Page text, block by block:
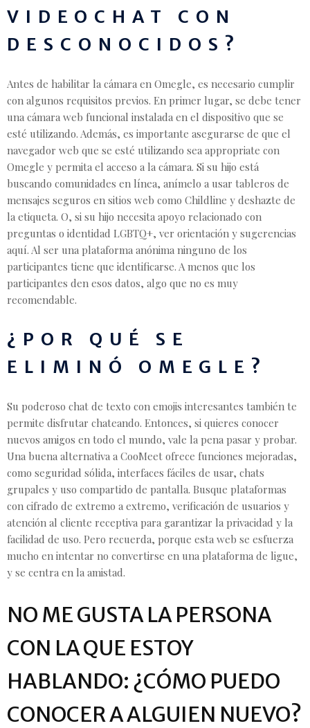
VIDEOCHAT CON
DESCONOCIDOS?
Antes de habilitar la cámara en Omegle, es necesario cumplir
con algunos requisitos previos. En primer lugar, se debe tener
una cámara web funcional instalada en el dispositivo que se
esté utilizando. Además, es importante asegurarse de que el
navegador web que se esté utilizando sea appropriate con
Omegle y permita el acceso a la cámara. Si su hijo está
buscando comunidades en línea, anímelo a usar tableros de
mensajes seguros en sitios web como Childline y deshazte de
la etiqueta. O, si su hijo necesita apoyo relacionado con
preguntas o identidad LGBTQ+, ver orientación y sugerencias
aquí. Al ser una plataforma anónima ninguno de los
participantes tiene que identificarse. A menos que los
participantes den esos datos, algo que no es muy
recomendable.
¿POR QUÉ SE
ELIMINÓ OMEGLE?
Su poderoso chat de texto con emojis interesantes también te
permite disfrutar chateando. Entonces, si quieres conocer
nuevos amigos en todo el mundo, vale la pena pasar y probar.
Una buena alternativa a CooMeet ofrece funciones mejoradas,
como seguridad sólida, interfaces fáciles de usar, chats
grupales y uso compartido de pantalla. Busque plataformas
con cifrado de extremo a extremo, verificación de usuarios y
atención al cliente receptiva para garantizar la privacidad y la
facilidad de uso. Pero recuerda, porque esta web se esfuerza
mucho en intentar no convertirse en una plataforma de ligue,
y se centra en la amistad.
NO ME GUSTA LA PERSONA
CON LA QUE ESTOY
HABLANDO: ¿CÓMO PUEDO
CONOCER A ALGUIEN NUEVO?